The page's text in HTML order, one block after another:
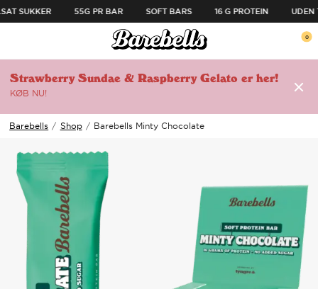
SUKKER 55G PR BAR SOFT BARS 16 G PROTEIN UDEN
0
Strawberry Sundae & Raspberry Gelato er her!
KØB NU!
Barebells / Shop / Barebells Minty Chocolate
menuen